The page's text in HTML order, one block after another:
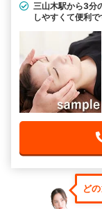
三山木駅から3分
しやすくて便利で
ど